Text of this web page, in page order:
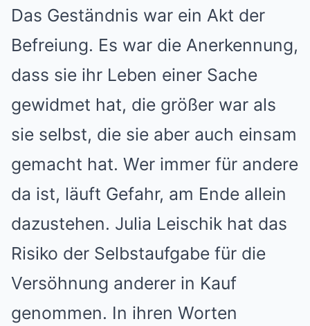
Das Geständnis war ein Akt der
Befreiung. Es war die Anerkennung,
dass sie ihr Leben einer Sache
gewidmet hat, die größer war als
sie selbst, die sie aber auch einsam
gemacht hat. Wer immer für andere
da ist, läuft Gefahr, am Ende allein
dazustehen. Julia Leischik hat das
Risiko der Selbstaufgabe für die
Versöhnung anderer in Kauf
genommen. In ihren Worten